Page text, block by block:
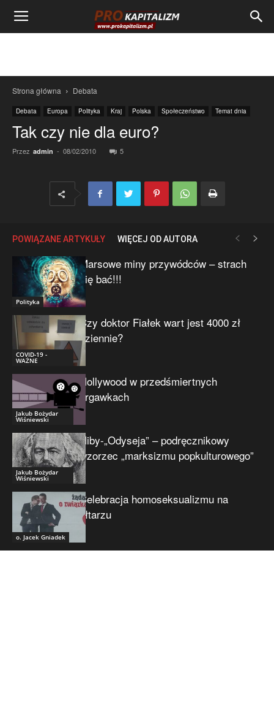
Strona główna Debata
Debata Europa Polityka Kraj Polska Społeczeństwo Temat dnia
Tak czy nie dla euro?
Przez admin - 08/02/2010 5
POWIĄZANE ARTYKUŁY WIĘCEJ OD AUTORA
Polityka
Marsowe miny przywódców – strach
się bać!!!
COVID-19 -
WAŻNE
Czy doktor Fiałek wart jest 4000 zł
dziennie?
Jakub Bożydar
Wiśniewski
Hollywood w przedśmiertnych
drgawkach
Jakub Bożydar
Wiśniewski
Niby-„Odyseja” – podręcznikowy
wzorzec „marksizmu popkulturowego”
o. Jacek Gniadek
Celebracja homoseksualizmu na
ołtarzu